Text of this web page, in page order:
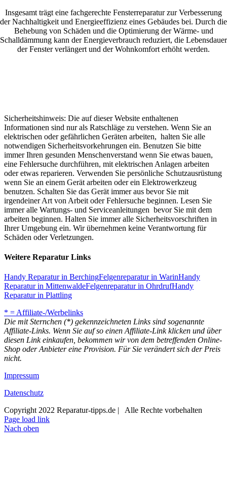
Insgesamt trägt eine fachgerechte Fensterreparatur zur Verbesserung
der Nachhaltigkeit und Energieeffizienz eines Gebäudes bei. Durch die
Behebung von Schäden und die Optimierung der Wärme- und
Schalldämmung kann der Energieverbrauch reduziert, die Lebensdauer
der Fenster verlängert und der Wohnkomfort erhöht werden.
Sicherheitshinweis: Die auf dieser Website enthaltenen
Informationen sind nur als Ratschläge zu verstehen. Wenn Sie an
elektrischen oder gefährlichen Geräten arbeiten, halten Sie alle
notwendigen Sicherheitsvorkehrungen ein. Benutzen Sie bitte
immer Ihren gesunden Menschenverstand wenn Sie etwas bauen,
eine Fehlersuche durchführen, mit elektrischen Anlagen arbeiten
oder etwas reparieren. Verwenden Sie persönliche Schutzausrüstung
wenn Sie an einem Gerät arbeiten oder ein Elektrowerkzeug
benutzen. Schalten Sie das Gerät immer aus bevor Sie mit
irgendeiner Art von Arbeit oder Fehlersuche beginnen. Lesen Sie
immer alle Wartungs- und Serviceanleitungen bevor Sie mit dem
arbeiten beginnen. Halten Sie immer alle Sicherheitsvorschriften in
Ihrer Umgebung ein. Wir übernehmen keine Verantwortung für
Schäden oder Verletzungen.
Weitere Reparatur Links
Handy Reparatur in BerchingFelgenreparatur in WarinHandy
Reparatur in MittenwaldeFelgenreparatur in OhrdrufHandy
Reparatur in Plattling
* = Affiliate-/Werbelinks
Die mit Sternchen (*) gekennzeichneten Links sind sogenannte
Affiliate-Links. Wenn Sie auf so einen Affiliate-Link klicken und über
diesen Link einkaufen, bekommen wir von dem betreffenden Online-
Shop oder Anbieter eine Provision. Für Sie verändert sich der Preis
nicht.
Impressum
Datenschutz
Copyright 2022 Reparatur-tipps.de | Alle Rechte vorbehalten
Page load link
Nach oben